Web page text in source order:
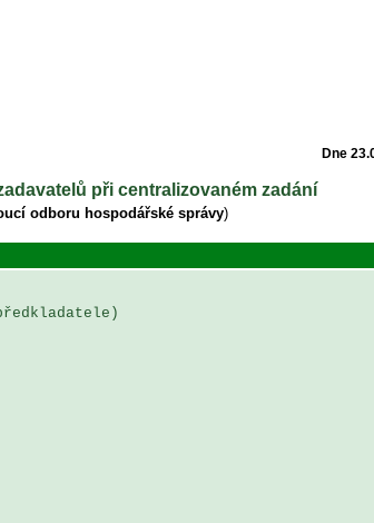
Dne
při centralizovaném zadání
odboru hospodářské správy)